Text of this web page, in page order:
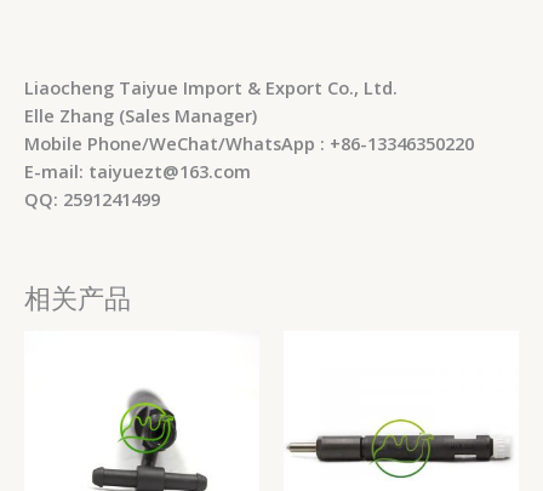
Liaocheng Taiyue Import & Export Co., Ltd.
Elle Zhang (Sales Manager)
Mobile Phone/WeChat/WhatsApp : +86-13346350220
E-mail: taiyuezt@163.com
QQ: 2591241499
相关产品